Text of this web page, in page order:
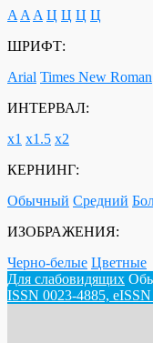
A A A Ц Ц Ц Ц
ШРИФТ:
Arial Times New Roman
ИНТЕРВАЛ:
х1 х1.5 х2
КЕРНИНГ:
Обычный Средний
ИЗОБРАЖЕНИЯ:
Черно-белые Цветные
Для слабовидящих
ISSN 0023-4885,